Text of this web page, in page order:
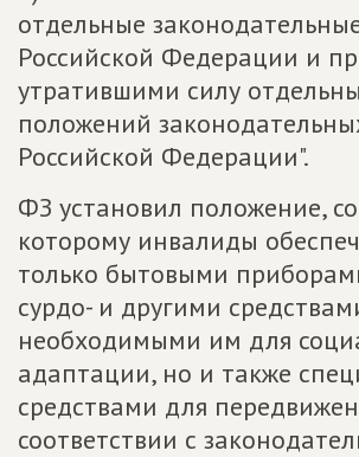
отдельные
Российской Федерации и
утратившими силу
положений
Российской Федерации".
ФЗ установил положение,
которому инвалиды
только бытовыми
сурдо- и другими
необходимыми им для
адаптации, но и также
средствами для
соответствии с